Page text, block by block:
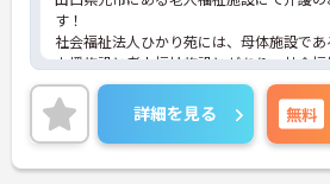
す！
社会福祉法人ひかり苑には、母体施設であ
支援施設と老人福祉施設とがあり、社会
しての使命感を持ち、地域福祉に取り組
す。
ご興味ある方には、面接対策ポイントなど
詳細をお話しいたしますのでお気軽にご
い。
詳細を見る 無料